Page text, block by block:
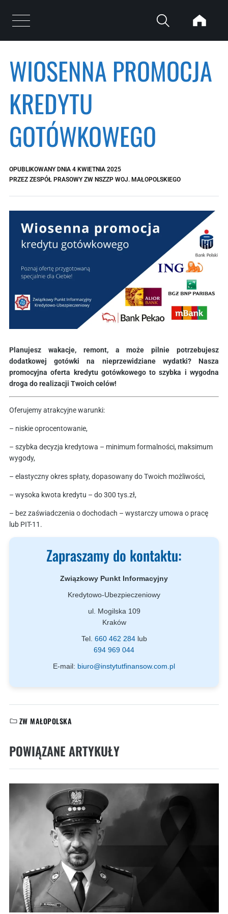
Otwórz menu
WIOSENNA PROMOCJA
KREDYTU
GOTÓWKOWEGO
OPUBLIKOWANY DNIA 4 KWIETNIA 2025
PRZEZ ZESPÓŁ PRASOWY ZW NSZZP WOJ. MAŁOPOLSKIEGO
Planujesz wakacje, remont, a może pilnie potrzebujesz
dodatkowej gotówki na nieprzewidziane wydatki? Nasza
promocyjna oferta kredytu gotówkowego to szybka i wygodna
droga do realizacji Twoich celów!
Oferujemy atrakcyjne warunki:
– niskie oprocentowanie,
– szybka decyzja kredytowa – minimum formalności, maksimum
wygody,
– elastyczny okres spłaty, dopasowany do Twoich możliwości,
– wysoka kwota kredytu – do 300 tys.zł,
– bez zaświadczenia o dochodach – wystarczy umowa o pracę
lub PIT-11.
Zapraszamy do kontaktu:
Związkowy Punkt Informacyjny
Kredytowo-Ubezpieczeniowy
ul. Mogilska 109
Kraków
Tel. 660 462 284lub
694 969 044
E-mail: biuro@instytutfinansow.com.pl
KATEGORIE:
ZW MAŁOPOLSKA
POWIĄZANE ARTYKUŁY